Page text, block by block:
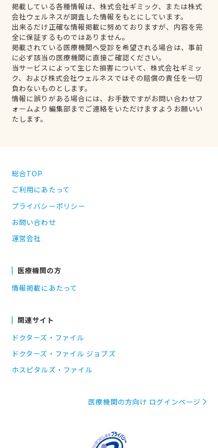
掲載している各種情報は、株式会社ギミック、または株式
会社ウェルネスが調査した情報をもとにしています。
出来るだけ正確な情報掲載に努めておりますが、内容を完
全に保証するものではありません。
掲載されている医療機関へ受診を希望される場合は、事前
に必ず該当の医療機関に直接ご確認ください。
当サービスによって生じた損害について、株式会社ギミッ
ク、および株式会社ウェルネスではその賠償の責任を一切
負わないものとします。
情報に誤りがある場合には、お手数ですがお問い合わせフ
ォームより編集部までご連絡をいただけますようお願いい
たします。
総合TOP
ご利用にあたって
プライバシーポリシー
お問い合わせ
運営会社
医療機関の方
情報掲載にあたって
関連サイト
ドクターズ・ファイル
ドクターズ・ファイル ジョブズ
ホスピタルズ・ファイル
医療機関の方向け ログインページ